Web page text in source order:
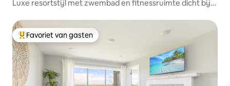
Luxe resortstijl met zwembad en fitnessruimte dicht bij
Topfavoriet van gasten
Favoriet van gasten